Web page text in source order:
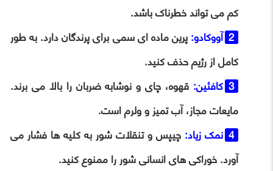
کم می تواند خطرناک باشد.
آووکادو:پرین ماده ای سمی برای پرندگان دارد. به طور
کامل از رژیم حذف کنید.
کافئین: قهوه، چای و نوشابه ضربان را بالا می برند.
مایعات مجاز، آب تمیز و ولرم است.
نمک زیاد: چیپس و تنقلات شور به کلیه ها فشار می
آورد. خوراکی های انسانی شور را ممنوع کنید.